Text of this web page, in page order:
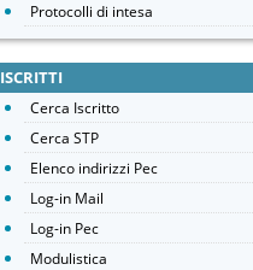
Protocolli di intesa
ISCRITTI
Cerca Iscritto
Cerca STP
Elenco indirizzi Pec
Log-in Mail
Log-in Pec
Modulistica